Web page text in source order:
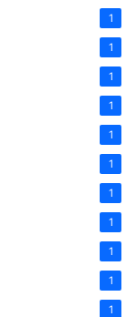
1
1
1
1
1
1
1
1
1
1
1